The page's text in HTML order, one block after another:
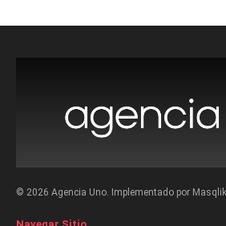
© 2026 Agencia Uno. Implementado por Masqlik